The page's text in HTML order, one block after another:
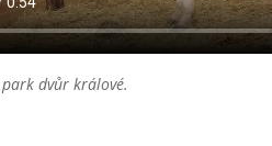
park dvůr králové.